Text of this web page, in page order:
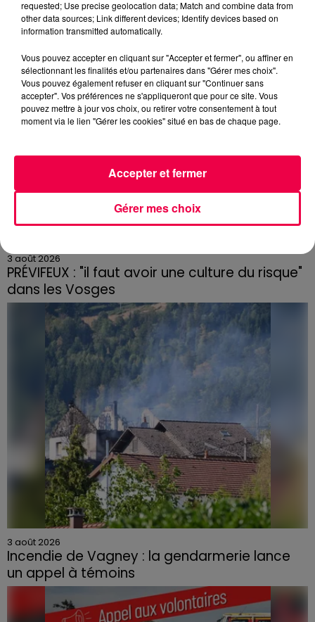
excès de plomb
Du plomb a été détecté dans deux assiettes en
céramique vendues entre 2020 et 2022 par Linvosges.
3 août 2026
PRÉVIFEUX : "il faut avoir une culture du risque"
dans les Vosges
3 août 2026
Incendie de Vagney : la gendarmerie lance
un appel à témoins
Le feu, parti d'une haie avant de se propager au
quartier résidentiel, avait détruit deux habitations et
requested; Use precise geolocation data; Match and combine data from
other data sources; Link different devices; Identify devices based on
information transmitted automatically.
Vous pouvez accepter en cliquant sur "Accepter et fermer", ou affiner en
sélectionnant les finalités et/ou partenaires dans "Gérer mes choix".
Vous pouvez également refuser en cliquant sur "Continuer sans
accepter". Vos préférences ne s'appliqueront que pour ce site. Vous
pouvez mettre à jour vos choix, ou retirer votre consentement à tout
moment via le lien "Gérer les cookies" situé en bas de chaque page.
Gérer mes choix
Accepter et fermer